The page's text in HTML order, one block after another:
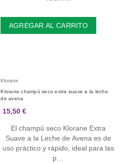
AGREGAR AL CARRITO
Klorane
Klorane champú seco extra suave a la leche
de avena
15,50 €
El champú seco Klorane Extra
Suave a la Leche de Avena es de
uso práctico y rápido, ideal para las
p…